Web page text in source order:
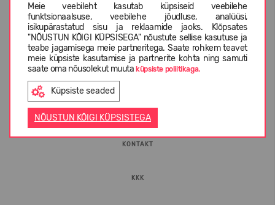
Meie veebileht kasutab küpsiseid veebilehe
funktsionaalsuse, veebilehe jõudluse, analüüsi,
isikupärastatud sisu ja reklaamide jaoks. Klõpsates
"NÕUSTUN KÕIGI KÜPSISEGA" nõustute sellise kasutuse ja
teabe jagamisega meie partneritega. Saate rohkem teavet
meie küpsiste kasutamise ja partnerite kohta ning samuti
saate oma nõusolekut muutaküpsiste poliitikaga.
Küpsiste seaded
NÕUSTUN KÕIGI KÜPSISTEGA
KONTAKT
KKK